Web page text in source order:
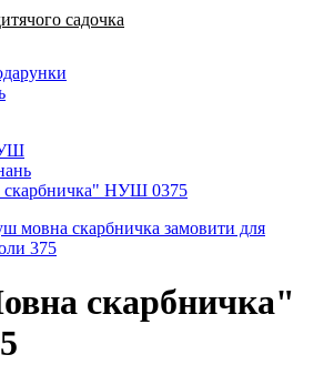
садочка
НУШ 0375
скарбничка"